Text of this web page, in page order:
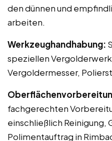
den dünnen und
arbeiten.
Werkzeughandhabung:
speziellen
Vergoldermesser,
fachgerechten
einschließlich Reinigung,
Polimentauftrag in